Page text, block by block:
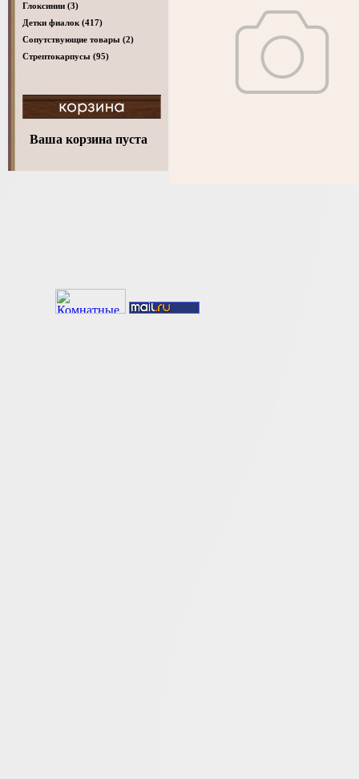
Глоксинии (3)
Детки фиалок (417)
Cопутствующие товары (2)
Стрептокарпусы (95)
Ваша корзина пуста